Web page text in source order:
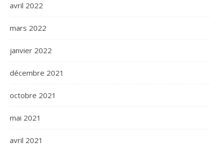
avril 2022
mars 2022
janvier 2022
décembre 2021
octobre 2021
mai 2021
avril 2021